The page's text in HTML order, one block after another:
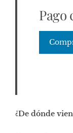
Pago
¿De dónde